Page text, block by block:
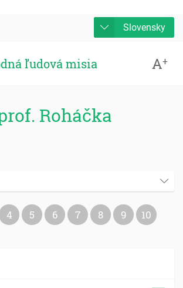
Slovensky
ľudová misia A+
Roháčka
4 5 6 7 8 9
10